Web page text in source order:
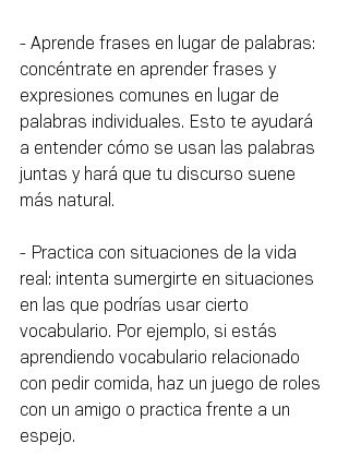
- Aprende frases en lugar de palabras:
concéntrate en aprender frases y
expresiones comunes en lugar de
palabras individuales. Esto te ayudará
a entender cómo se usan las palabras
juntas y hará que tu discurso suene
más natural.
- Practica con situaciones de la vida
real: intenta sumergirte en situaciones
en las que podrías usar cierto
vocabulario. Por ejemplo, si estás
aprendiendo vocabulario relacionado
con pedir comida, haz un juego de roles
con un amigo o practica frente a un
espejo.